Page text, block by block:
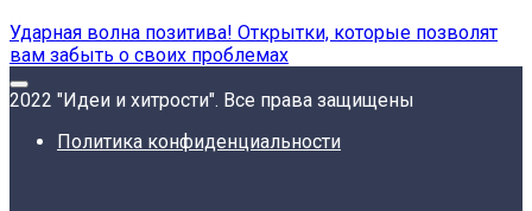
Ударная волна позитива! Открытки, которые позволят
вам забыть о своих проблемах
2022 "Идеи и хитрости". Все права защищены
Политика конфиденциальности